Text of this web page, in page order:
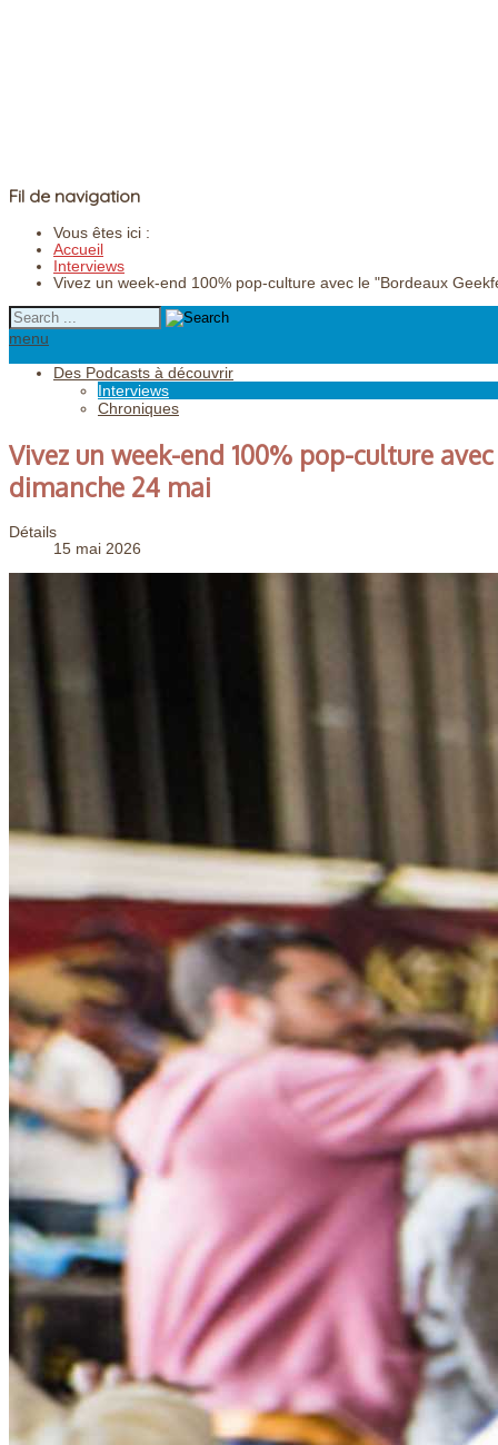
Fil de navigation
Vous êtes ici :
Accueil
Interviews
Vivez un week-end 100% pop-culture avec le "Bordeaux
menu
Des Podcasts à découvrir
Interviews
Chroniques
Vivez un week-end 100% pop-culture
dimanche 24 mai
Détails
15 mai 2026